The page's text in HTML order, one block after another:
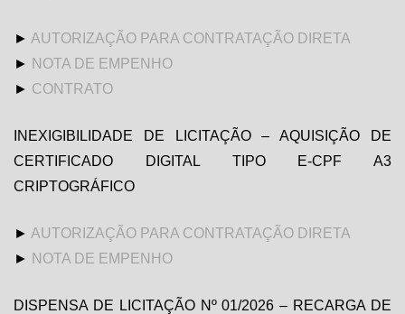
► AUTORIZAÇÃO PARA CONTRATAÇÃO DIRETA
► NOTA DE EMPENHO
► CONTRATO
INEXIGIBILIDADE DE LICITAÇÃO – AQUISIÇÃO DE
CERTIFICADO DIGITAL TIPO E-CPF A3
CRIPTOGRÁFICO
► AUTORIZAÇÃO PARA CONTRATAÇÃO DIRETA
► NOTA DE EMPENHO
DISPENSA DE LICITAÇÃO Nº 01/2026 – RECARGA DE